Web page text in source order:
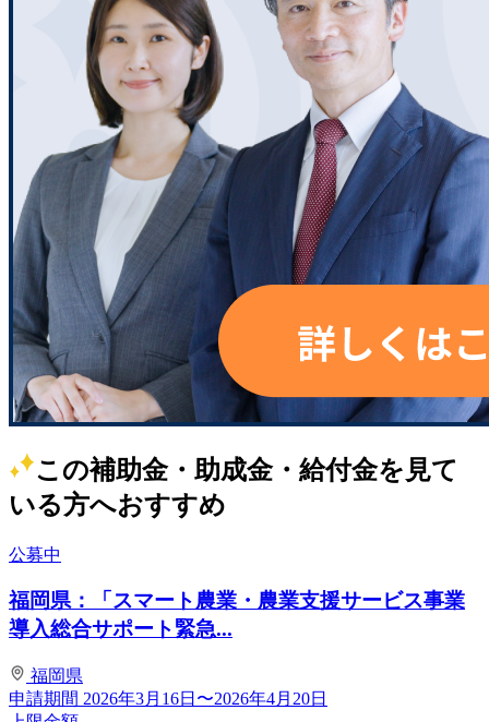
この補助金・助成金・給付金を見て
いる方へおすすめ
公募中
福岡県：「スマート農業・農業支援サービス事業
導入総合サポート緊急...
福岡県
申請期間 2026年3月16日〜2026年4月20日